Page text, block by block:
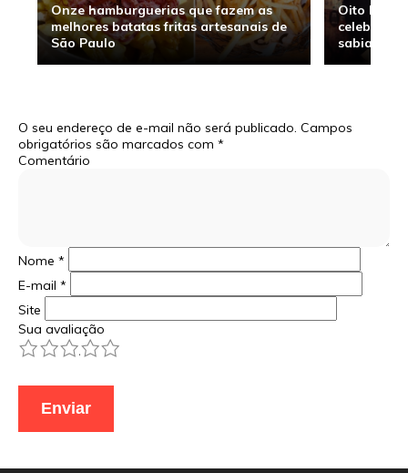
Onze hamburguerias que fazem as
melhores batatas fritas artesanais de
São Paulo
Oito
sabia
O seu endereço de e-mail não será publicado. Campos
obrigatórios são marcados com *
Comentário
Nome *
E-mail *
Site
Sua avaliação
5
4
3
2